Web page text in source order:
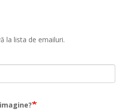
la lista de emailuri.